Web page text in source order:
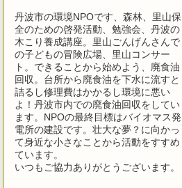
丹波市の環境NPOです、森林、里山保
全のための啓発活動、勉強会、丹波の
木こり養成講座。里山ごんげんさんで
の子どもの冒険広場、里山コンサー
ト。できることから始めよう、廃食油
回収。台所から廃食油を下水に流すと
詰るし修理費はかかるし環境に悪い
よ！丹波市内での廃食油回収をしてい
ます。NPOの最終目標はバイオマス発
電所の建設です。壮大な夢？に向かっ
て身近な小さなことから活動をすすめ
ています。
いつもご協力ありがとうございます。